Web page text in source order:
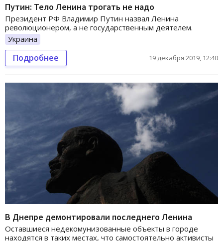
Путин: Тело Ленина трогать не надо
Президент РФ Владимир Путин назвал Ленина
революционером, а не государственным деятелем.
Украина
Подробнее 19 декабря 2019, 12:40
В Днепре демонтировали последнего Ленина
Оставшиеся недекомунизованные объекты в городе
находятся в таких местах, что самостоятельно активисты